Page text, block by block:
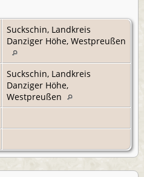
Suckschin, Landkreis
Danziger Höhe, Westpreußen
Suckschin, Landkreis
Danziger Höhe,
Westpreußen